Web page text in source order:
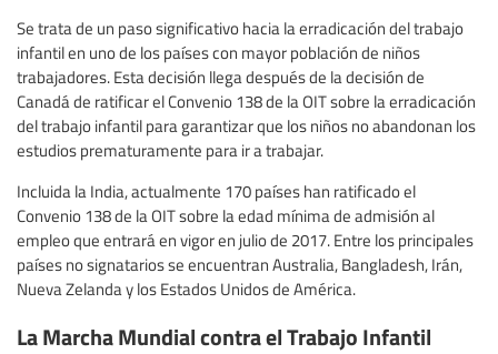
Se trata de un paso significativo hacia la erradicación del trabajo
infantil en uno de los países con mayor población de niños
trabajadores. Esta decisión llega después de la decisión de
Canadá de ratificar el Convenio 138 de la OIT sobre la erradicación
del trabajo infantil para garantizar que los niños no abandonan los
estudios prematuramente para ir a trabajar.
Incluida la India, actualmente 170 países han ratificado el
Convenio 138 de la OIT sobre la edad mínima de admisión al
empleo que entrará en vigor en julio de 2017. Entre los principales
países no signatarios se encuentran Australia, Bangladesh, Irán,
Nueva Zelanda y los Estados Unidos de América.
La Marcha Mundial contra el Trabajo Infantil